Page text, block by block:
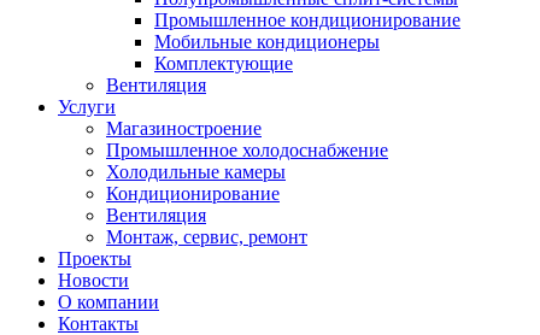
Промышленное кондиционирование
Мобильные кондиционеры
Комплектующие
Вентиляция
Услуги
Магазиностроение
Промышленное холодоснабжение
Холодильные камеры
Кондиционирование
Вентиляция
Монтаж, сервис, ремонт
Проекты
Новости
О компании
Контакты